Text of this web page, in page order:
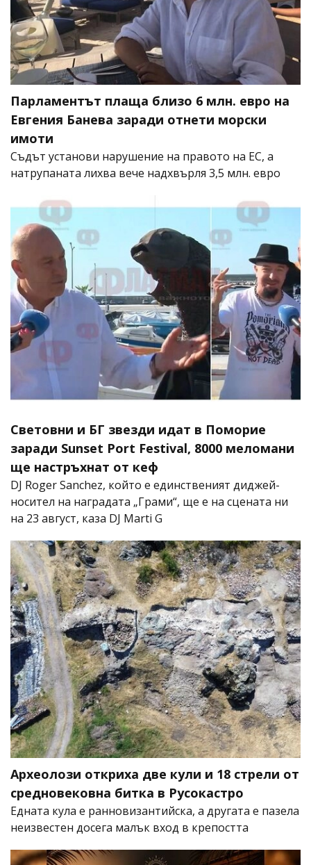
Парламентът плаща близо 6 млн. евро на
Евгения Банева заради отнети морски
имоти
Съдът установи нарушение на правото на ЕС, а
натрупаната лихва вече надхвърля 3,5 млн. евро
Световни и БГ звезди идат в Поморие
заради Sunset Port Festival, 8000 меломани
ще настръхнат от кеф
DJ Roger Sanchez, който е единственият диджей-
носител на наградата „Грами“, ще е на сцената ни
на 23 август, каза DJ Marti G
Археолози откриха две кули и 18 стрели от
средновековна битка в Русокастро
Едната кула е ранновизантийска, а другата е пазела
неизвестен досега малък вход в крепостта